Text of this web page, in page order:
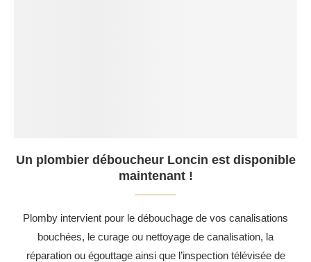
Un plombier déboucheur Loncin est disponible
maintenant !
Plomby intervient pour le débouchage de vos canalisations
bouchées, le curage ou nettoyage de canalisation, la
réparation ou égouttage ainsi que l’inspection télévisée de